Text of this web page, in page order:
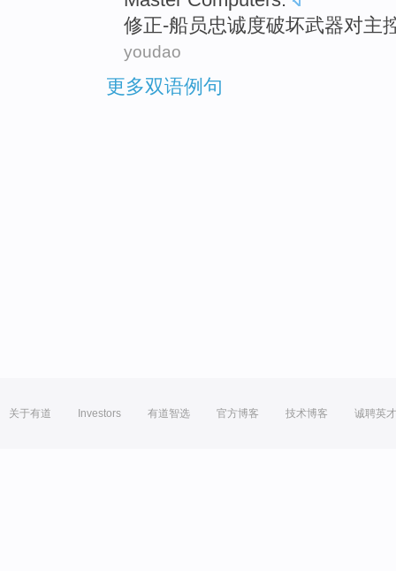
修正-船员忠诚度破坏武器对主
youdao
更多双语例句
关于有道 Investors 有道智选 官方博客 技术博客 诚聘英才